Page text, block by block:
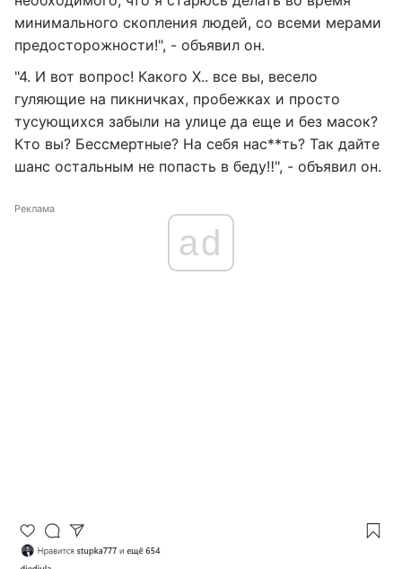
минимального скопления людей, со всеми мерами
предосторожности!", - объявил он.
"4. И вот вопрос! Какого Х.. все вы, весело
гуляющие на пикничках, пробежках и просто
тусующихся забыли на улице да еще и без масок?
Кто вы? Бессмертные? На себя нас**ть? Так дайте
шанс остальным не попасть в беду‼️", - объявил он.
Реклама
ad